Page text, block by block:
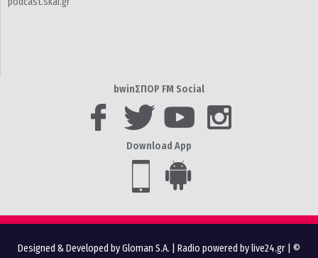
bwinΣΠΟΡ FM Social
Download App
Designed & Developed by Gloman S.A. Radio powered by live24.gr | ©